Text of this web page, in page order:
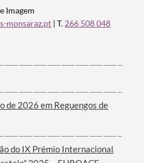
Imagem
monsaraz.pt | T. 266 508 048
de 2026 em Reguengos de
do IX Prémio Internacional